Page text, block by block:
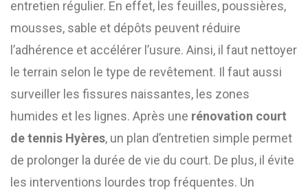
entretien régulier. En effet, les feuilles, poussières,
mousses, sable et dépôts peuvent réduire
l’adhérence et accélérer l’usure. Ainsi, il faut nettoyer
le terrain selon le type de revêtement. Il faut aussi
surveiller les fissures naissantes, les zones
humides et les lignes. Après une rénovation court
de tennis Hyères, un plan d’entretien simple permet
de prolonger la durée de vie du court. De plus, il évite
les interventions lourdes trop fréquentes. Un